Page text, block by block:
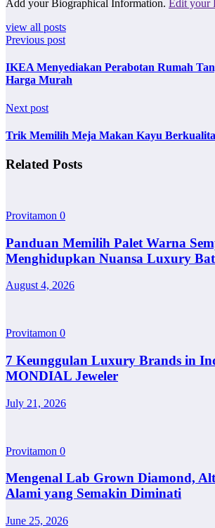
Add your Biographical Information. Edit your
view all posts
Previous post
IKEA Menyediakan Perabotan Rumah
Harga Murah
Next post
Trik Memilih Meja Makan Kayu
Related Posts
Provitamon 0
Panduan Memilih Palet Warna
Menghidupkan Nuansa Luxury
August 4, 2026
Provitamon 0
7 Keunggulan Luxury Brands in
MONDIAL Jeweler
July 21, 2026
Provitamon 0
Mengenal Lab Grown Diamond,
Alami yang Semakin Diminati
June 25, 2026